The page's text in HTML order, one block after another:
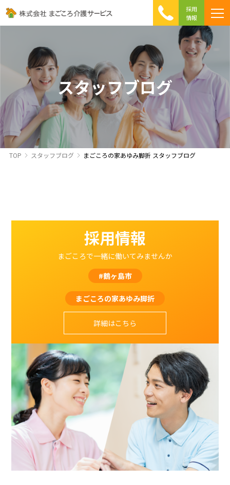
採用
情報
ころ介護の特徴
への取り組み
相談 Q&A
て介護を利用する方へ
スタッフブログ
TOP スタッフブログ まごころの家あゆみ脚折 スタッフブログ
採用情報
まごころで一緒に働いてみませんか
#鶴ヶ島市
まごころの家あゆみ脚折
詳細はこちら